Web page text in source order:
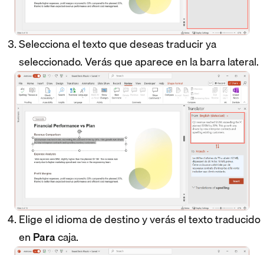
Selecciona el texto que deseas traducir ya
seleccionado. Verás que aparece en la barra lateral.
Elige el idioma de destino y verás el texto traducido
en Paracaja.